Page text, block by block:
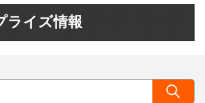
ライズ情報